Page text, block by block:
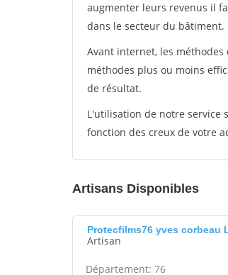
augmenter leurs revenus il
dans le secteur du bâtiment.
Avant internet, les
méthodes plus ou moins
de résultat.
L'utilisation de notre service
fonction des creux de votre
Artisans Disponibles
Protecfilms76 yves corbeau
Artisan
Département: 76